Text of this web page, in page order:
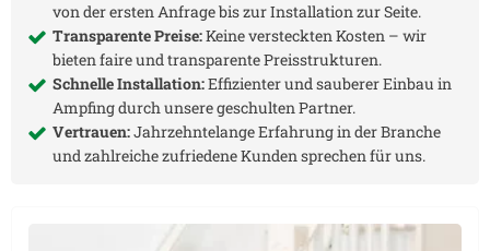
von der ersten Anfrage bis zur Installation zur Seite.
Transparente Preise:Keine versteckten Kosten – wir
bieten faire und transparente Preisstrukturen.
Schnelle Installation:Effizienter und sauberer Einbau in
Ampfingdurch unsere geschulten Partner.
Vertrauen:Jahrzehntelange Erfahrung in der Branche
und zahlreiche zufriedene Kunden sprechen für uns.